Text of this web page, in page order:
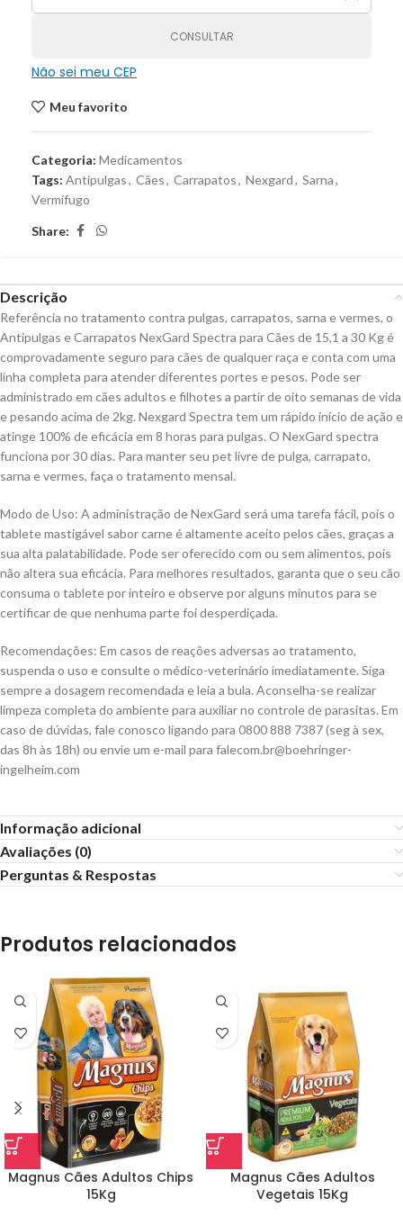
CONSULTAR
Não sei meu CEP
Meu favorito
Categoria: Medicamentos
Tags: Antipulgas, Cães, Carrapatos, Nexgard, Sarna,
Vermífugo
Share:
Descrição
Referência no tratamento contra pulgas, carrapatos, sarna e vermes, o
Antipulgas e Carrapatos NexGard Spectra para Cães de 15,1 a 30 Kg é
comprovadamente seguro para cães de qualquer raça e conta com uma
linha completa para atender diferentes portes e pesos. Pode ser
administrado em cães adultos e filhotes a partir de oito semanas de vida
e pesando acima de 2kg. Nexgard Spectra tem um rápido início de ação e
atinge 100% de eficácia em 8 horas para pulgas. O NexGard spectra
funciona por 30 dias. Para manter seu pet livre de pulga, carrapato,
sarna e vermes, faça o tratamento mensal.
Modo de Uso: A administração de NexGard será uma tarefa fácil, pois o
tablete mastigável sabor carne é altamente aceito pelos cães, graças a
sua alta palatabilidade. Pode ser oferecido com ou sem alimentos, pois
não altera sua eficácia. Para melhores resultados, garanta que o seu cão
consuma o tablete por inteiro e observe por alguns minutos para se
certificar de que nenhuma parte foi desperdiçada.
Recomendações: Em casos de reações adversas ao tratamento,
suspenda o uso e consulte o médico-veterinário imediatamente. Siga
sempre a dosagem recomendada e leia a bula. Aconselha-se realizar
limpeza completa do ambiente para auxiliar no controle de parasitas. Em
caso de dúvidas, fale conosco ligando para 0800 888 7387 (seg à sex,
das 8h às 18h) ou envie um e-mail para falecom.br@boehringer-
ingelheim.com
Informação adicional
Avaliações (0)
Perguntas & Respostas
Produtos relacionados
Magnus Cães Adultos Chips
15Kg
Magnus Cães Adultos
Vegetais 15Kg